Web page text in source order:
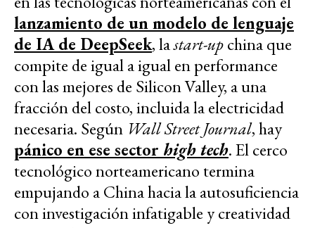
lanzamiento de un modelo de lenguaje
de IA de DeepSeek, lastart-upchina que
compite de igual a igual en performance
con las mejores de Silicon Valley, a una
fracción del costo, incluida la electricidad
necesaria. Según Wall Street Journal, hay
pánico en ese sector high tech. El cerco
tecnológico norteamericano termina
empujando a China hacia la autosuficiencia
con investigación infatigable y creatividad